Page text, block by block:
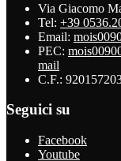
Via Giacomo
Tel: +39
Email:
PEC:
mail
C.F.:
Seguici su
Facebook
Youtube